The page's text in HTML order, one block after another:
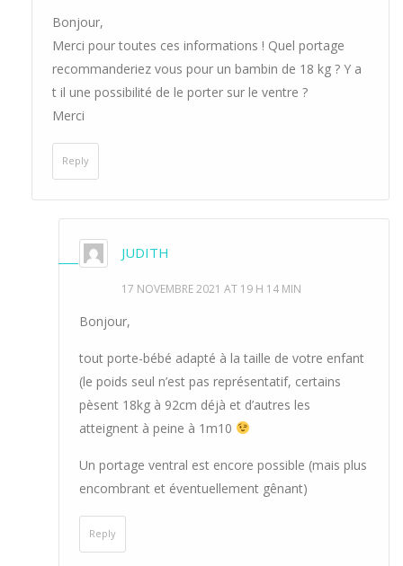
Bonjour,
Merci pour toutes ces informations ! Quel portage
recommanderiez vous pour un bambin de 18 kg ? Y a
t il une possibilité de le porter sur le ventre ?
Merci
Reply
JUDITH
17 NOVEMBRE 2021 AT 19 H 14 MIN
Bonjour,
tout porte-bébé adapté à la taille de votre enfant
(le poids seul n’est pas représentatif, certains
pèsent 18kg à 92cm déjà et d’autres les
atteignent à peine à 1m10
Un portage ventral est encore possible (mais plus
encombrant et éventuellement gênant)
Reply